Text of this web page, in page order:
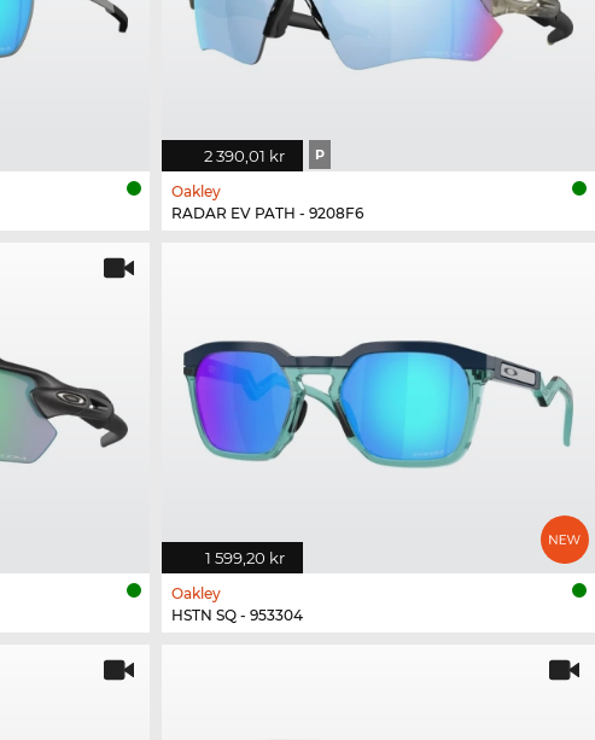
2 390,01 kr P
Oakley
RADAR EV PATH - 9208F6
1 599,20 kr
Oakley
HSTN SQ - 953304